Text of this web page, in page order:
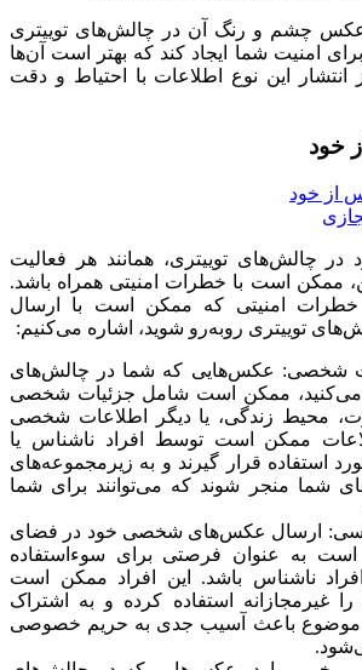
عکس چشم و رنگ آن در چالش‌های توییتری
امنیت شما ایجاد کند که بهتر است آن‌ها
انتشار این نوع اطلاعات با احتیاط و دقت
چالش‌های توییتری، همانند هر فعالیت
ممکن است با خطرات امنیتی همراه باشد.
امنیتی که ممکن است با ارسال
توییتری روبه‌رو شوید، اشاره می‌کنیم:
شخصی: عکس‌هایی که شما در چالش‌های
می‌کنید، ممکن است شامل جزئیات شخصی
محیط زندگی، یا دیگر اطلاعات شخصی
ممکن است توسط افراد ناشناس یا
استفاده قرار گیرند و به زیرمجموعه‌های
شما منجر شوند که می‌توانند برای شما
ارسال عکس‌های شخصی خود در فضای
به عنوان فرصتی برای سوءاستفاده
ناشناس باشد. این افراد ممکن است
غیرمجازانه استفاده کرده و به اشتراک
موضوع باعث آسیب جدی به حریم خصوصی